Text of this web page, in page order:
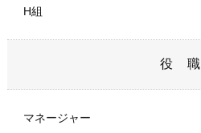
H組
役 職
マネージャー